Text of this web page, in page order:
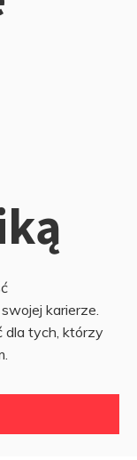
karierze.
dla tych, którzy